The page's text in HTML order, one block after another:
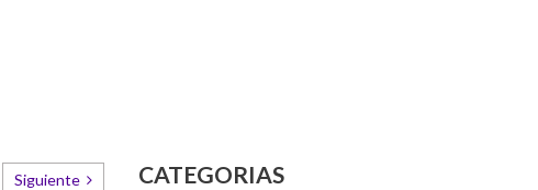
Siguiente CATEGORIAS